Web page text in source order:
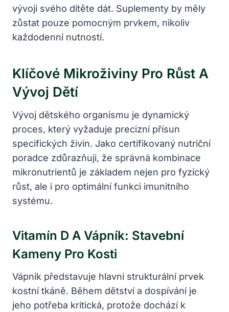
vývoji svého dítěte dát. Suplementy by měly
zůstat pouze pomocným prvkem, nikoliv
každodenní nutností.
Klíčové Mikroživiny Pro Růst A
Vývoj Dětí
Vývoj dětského organismu je dynamický
proces, který vyžaduje precizní přísun
specifických živin. Jako certifikovaný nutriční
poradce zdůrazňuji, že správná kombinace
mikronutrientů je základem nejen pro fyzický
růst, ale i pro optimální funkci imunitního
systému.
Vitamín D A Vápník: Stavební
Kameny Pro Kosti
Vápník představuje hlavní strukturální prvek
kostní tkáně. Během dětství a dospívání je
jeho potřeba kritická, protože dochází k